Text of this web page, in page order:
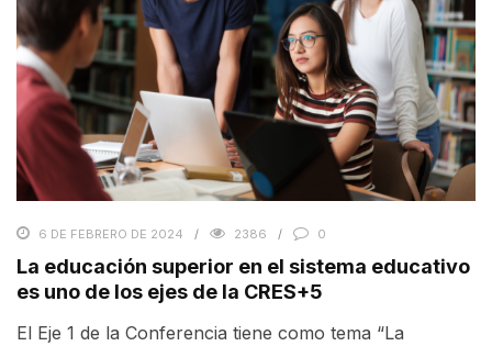
6 DE FEBRERO DE 2024 2386 0
La educación superior en el sistema educativo
es uno de los ejes de la CRES+5
El Eje 1 de la Conferencia tiene como tema “La